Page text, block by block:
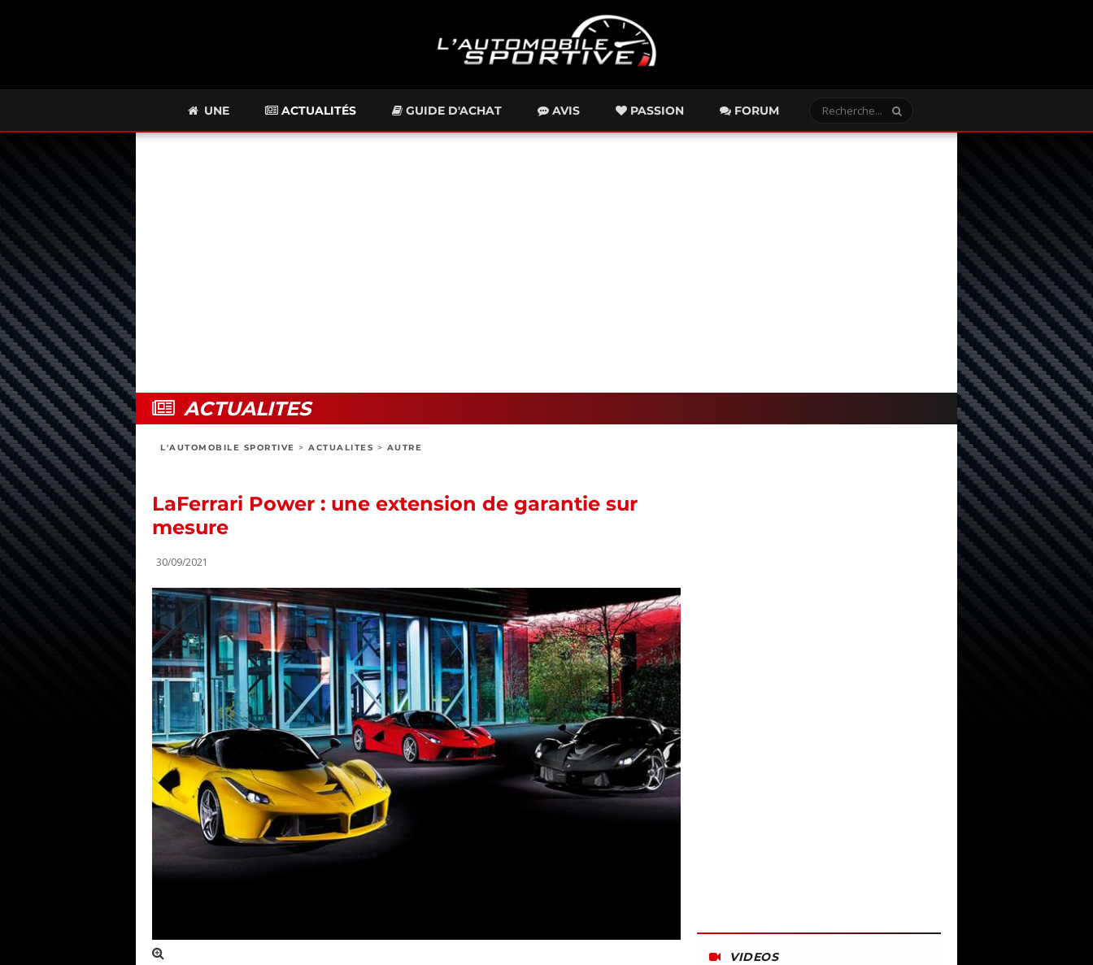
UNE ACTUALITÉS GUIDE D'ACHAT AVIS PASSION FORUM
ACTUALITES
L'AUTOMOBILE SPORTIVE > ACTUALITES > AUTRE
LaFerrari Power : une extension de garantie sur
mesure
30/09/2021
VIDEOS